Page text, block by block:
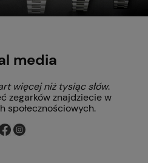
media
więcej niż tysiąc słów.
zegarków znajdziecie w
społecznościowych.